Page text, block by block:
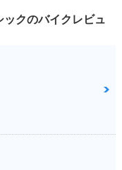
クのバイクレビュ